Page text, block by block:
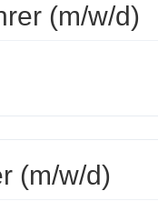
(m/w/d)
(m/w/d)